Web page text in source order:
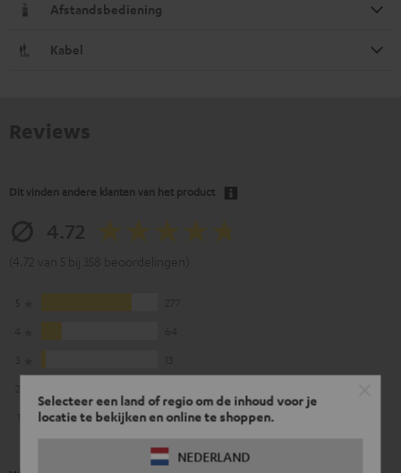
Selecteer een land of regio om de inhoud voor je
locatie te bekijken en online te shoppen.
NEDERLAND
Afstandsbediening
Kabel
Dit vinden andere klanten van het product
0